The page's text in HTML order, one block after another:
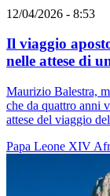
12/04/2026 - 8:53
Il viaggio
nelle attese di
Maurizio Balestra,
che da quattro anni
attese del viaggio
Papa Leone XIV